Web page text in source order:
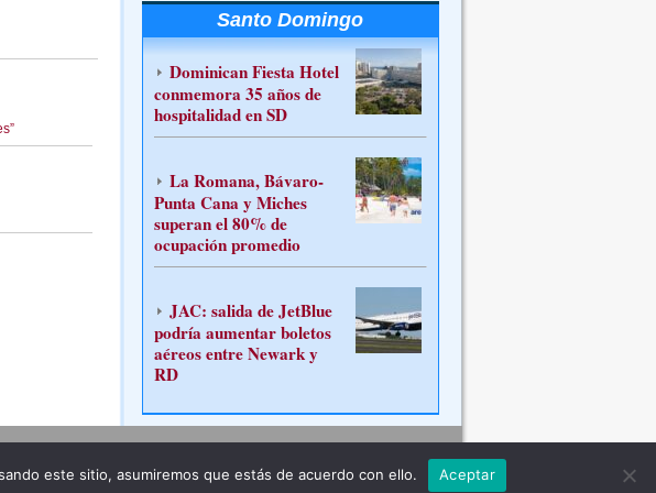
Santo Domingo
Dominican Fiesta Hotel
conmemora 35 años de
hospitalidad en SD
La Romana, Bávaro-
Punta Cana y Miches
superan el 80% de
ocupación promedio
JAC: salida de JetBlue
podría aumentar boletos
aéreos entre Newark y
RD
este sitio, asumiremos que estás de acuerdo con ello. Aceptar